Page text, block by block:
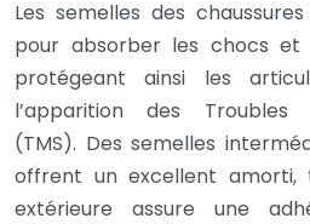
Les semelles des
pour absorber les chocs et
protégeant ainsi les
l’apparition des Troubles
(TMS). Des semelles
offrent un excellent amorti,
extérieure assure une